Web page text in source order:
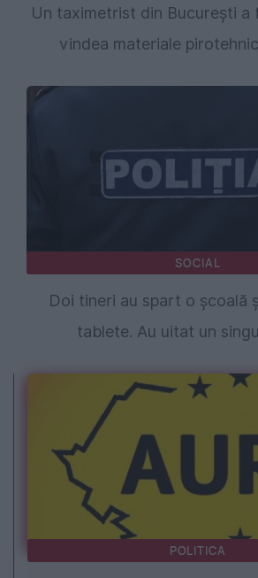
Un taximetrist din București a
vindea materiale
SOCIAL
Doi tineri au spart o școală
tablete. Au uitat un
POLITICA